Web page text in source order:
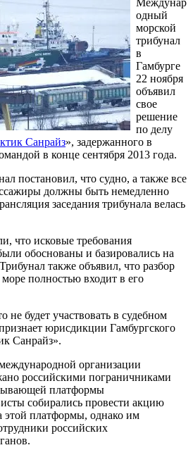
одный
морской
трибунал
в
Гамбурге
22 ноября
объявил
свое
решение
по делу
Санрайз», задержанного в
в конце сентября 2013 года.
постановил, что судно, а также все
должны быть немедленно
заседания трибунала велась
что исковые требования
обоснованы и базировались на
также объявил, что разбор
полностью входит в его
не будет участвовать в судебном
юрисдикции Гамбургского
Санрайз».
организации
российскими пограничниками
платформы
собирались провести акцию
этой платформы, однако им
российских